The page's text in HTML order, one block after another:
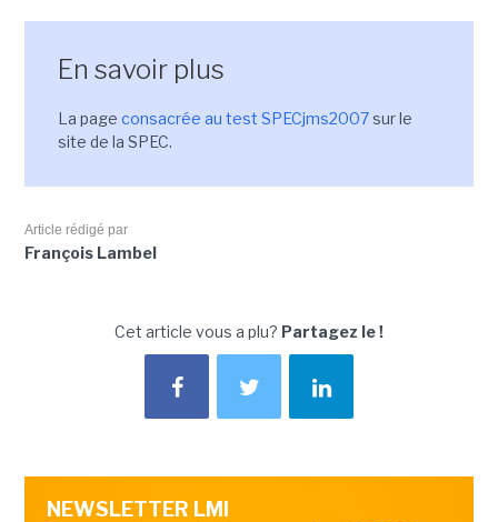
En savoir plus
La page consacrée au test SPECjms2007sur le
site de la SPEC.
Article rédigé par
François Lambel
Cet article vous a plu? Partagez le !
NEWSLETTER LMI